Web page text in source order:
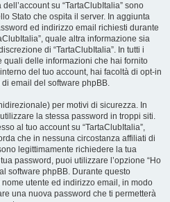
su “TartaClubItalia” sono
Stato che ospita il server. In aggiunta
ed indirizzo email richiesti durante
quale altra informazione sia
di “TartaClubItalia”. In tutti i
delle informazioni che hai fornito
del tuo account, hai facoltà di opt-in
email del software phpBB.
per motivi di sicurezza. In
la stessa password in troppi siti.
al tuo account su “TartaClubItalia”,
che in nessuna circostanza affiliati di
legittimamente richiedere la tua
password, puoi utilizzare l’opzione “Ho
software phpBB. Durante questo
utente ed indirizzo email, in modo
una nuova password che ti permetterà